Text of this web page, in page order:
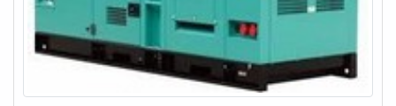
elétricas. A empresa objetiva garantir a tecnologia e
desenvolvimento no que gera resultado e qualidade para os
clientes.A EMPRESA MAIS QUALIFICADA DO
SEGMENTONa E. C. A. Equipamentos Eletrônicos tem a
solução ideal para vendas e assistência técnica de no-